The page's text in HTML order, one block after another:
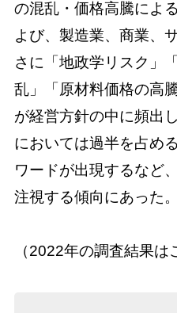
の混乱・価格高騰によ
よび、製造業、商業、
さに「地政学リスク」
乱」「原材料価格の高
が経営方針の中に頻出
においては過半を占め
ワードが出現するなど
注視する傾向にあった。
（2022年の調査結果は